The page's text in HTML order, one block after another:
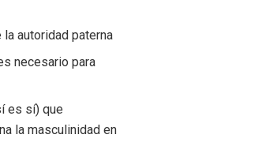
autoridad paterna
necesario para
es sí) que
la masculinidad en